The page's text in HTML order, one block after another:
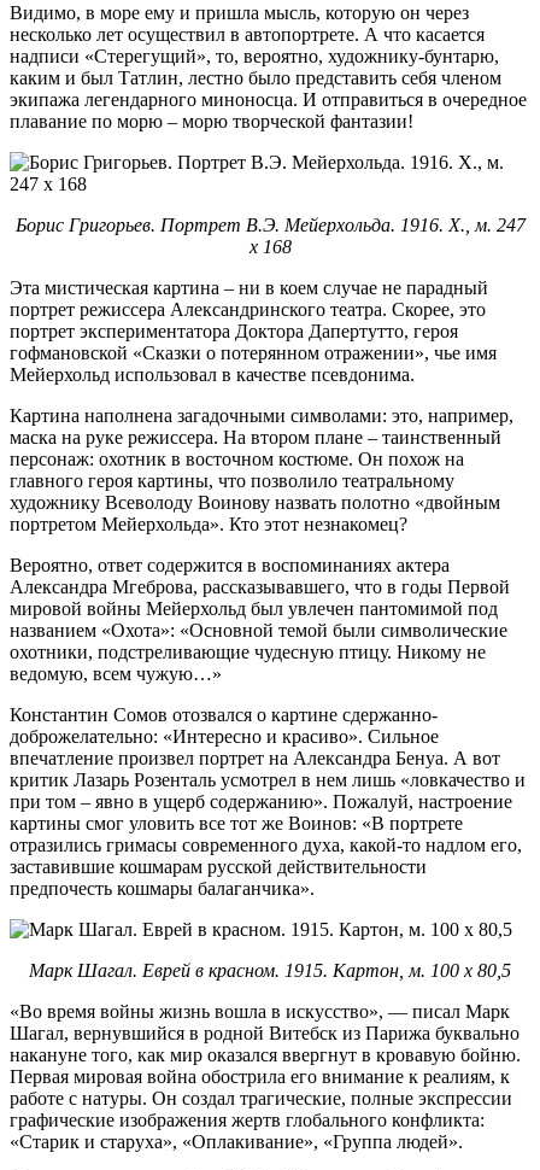
Видимо, в море ему и пришла мысль, которую он через
несколько лет осуществил в автопортрете. А что касается
надписи «Стерегущий», то, вероятно, художнику-бунтарю,
каким и был Татлин, лестно было представить себя членом
экипажа легендарного миноносца. И отправиться в очередное
плавание по морю – морю творческой фантазии!
Борис Григорьев. Портрет В.Э. Мейерхольда. 1916. Х., м. 247
х 168
Эта мистическая картина – ни в коем случае не парадный
портрет режиссера Александринского театра. Скорее, это
портрет экспериментатора Доктора Дапертутто, героя
гофмановской «Сказки о потерянном отражении», чье имя
Мейерхольд использовал в качестве псевдонима.
Картина наполнена загадочными символами: это, например,
маска на руке режиссера. На втором плане – таинственный
персонаж: охотник в восточном костюме. Он похож на
главного героя картины, что позволило театральному
художнику Всеволоду Воинову назвать полотно «двойным
портретом Мейерхольда». Кто этот незнакомец?
Вероятно, ответ содержится в воспоминаниях актера
Александра Мгеброва, рассказывавшего, что в годы Первой
мировой войны Мейерхольд был увлечен пантомимой под
названием «Охота»: «Основной темой были символические
охотники, подстреливающие чудесную птицу. Никому не
ведомую, всем чужую…»
Константин Сомов отозвался о картине сдержанно-
доброжелательно: «Интересно и красиво». Сильное
впечатление произвел портрет на Александра Бенуа. А вот
критик Лазарь Розенталь усмотрел в нем лишь «ловкачество и
при том – явно в ущерб содержанию». Пожалуй, настроение
картины смог уловить все тот же Воинов: «В портрете
отразились гримасы современного духа, какой-то надлом его,
заставившие кошмарам русской действительности
предпочесть кошмары балаганчика».
Марк Шагал. Еврей в красном. 1915. Картон, м. 100 х 80,5
«Во время войны жизнь вошла в искусство», — писал Марк
Шагал, вернувшийся в родной Витебск из Парижа буквально
накануне того, как мир оказался ввергнут в кровавую бойню.
Первая мировая война обострила его внимание к реалиям, к
работе с натуры. Он создал трагические, полные экспрессии
графические изображения жертв глобального конфликта:
«Старик и старуха», «Оплакивание», «Группа людей».